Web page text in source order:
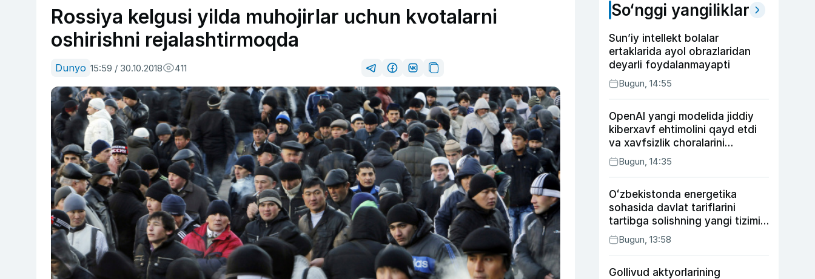
Rossiya kelgusi yilda muhojirlar uchun kvotalarni
oshirishni rejalashtirmoqda
Dunyo 15:59 / 30.10.2018 411
So‘nggi yangiliklar
Sun’iy intellekt bolalar
ertaklarida ayol obrazlaridan
deyarli foydalanmayapti
Bugun, 14:55
OpenAI yangi modelida jiddiy
kiberxavf ehtimolini qayd etdi
va xavfsizlik choralarini
kuchaytirdi
Bugun, 14:35
Oʻzbekistonda energetika
sohasida davlat tariflarini
tartibga solishning yangi tizimi
joriy etildi
Bugun, 13:58
Gollivud aktyorlarining